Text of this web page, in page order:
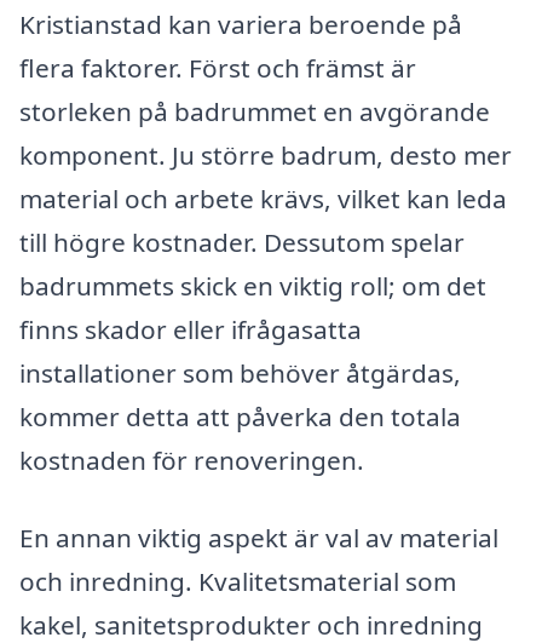
Kristianstad kan variera beroende på
flera faktorer. Först och främst är
storleken på badrummet en avgörande
komponent. Ju större badrum, desto mer
material och arbete krävs, vilket kan leda
till högre kostnader. Dessutom spelar
badrummets skick en viktig roll; om det
finns skador eller ifrågasatta
installationer som behöver åtgärdas,
kommer detta att påverka den totala
kostnaden för renoveringen.
En annan viktig aspekt är val av material
och inredning. Kvalitetsmaterial som
kakel, sanitetsprodukter och inredning